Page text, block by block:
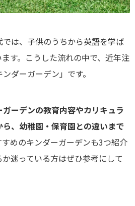
は、子供のうちから英語を学ば
す。こうした流れの中で、近年注
ダーガーデン」です。
ガーデンの教育内容やカリキュラ
、幼稚園・保育園との違いまで
すめのキンダーガーデンも3つ紹介
迷っている方はぜひ参考にして